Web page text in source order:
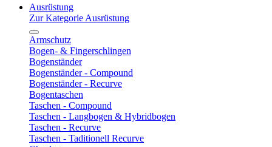
Ausrüstung
Zur Kategorie Ausrüstung
Armschutz
Bogen- & Fingerschlingen
Bogenständer
Bogenständer - Compound
Bogenständer - Recurve
Bogentaschen
Taschen - Compound
Taschen - Langbogen & Hybridbogen
Taschen - Recurve
Taschen - Taditionell Recurve